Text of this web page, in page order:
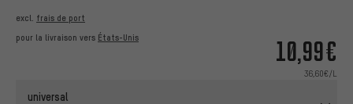
10,99€
36,60€/L
excl. frais de port
pour la livraison vers États-Unis
universal